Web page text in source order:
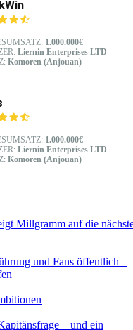
1.000.000€
Liernin Enterprises LTD
Komoren (Anjouan)
1.000.000€
Liernin Enterprises LTD
Komoren (Anjouan)
Millgramm auf die
und Fans öffentlich –
– und ein